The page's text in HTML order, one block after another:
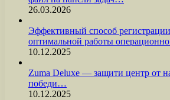
26.03.2026
Эффективный способ
оптимальной работы
10.12.2025
Zuma Deluxe — защити центр от
победи…
10.12.2025